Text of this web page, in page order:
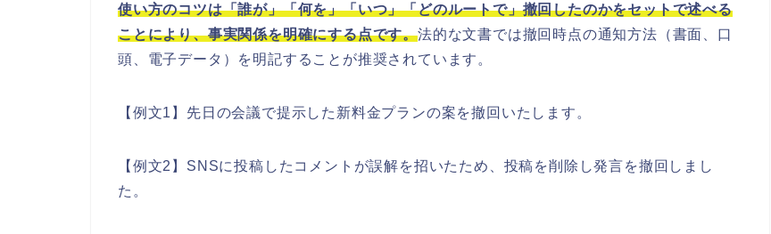
使い方のコツは「誰が」「何を」「いつ」「どのルートで」撤回したのかをセットで述べる
ことにより、事実関係を明確にする点です。法的な文書では撤回時点の通知方法（書面、口
頭、電子データ）を明記することが推奨されています。
【例文1】先日の会議で提示した新料金プランの案を撤回いたします。
【例文2】SNSに投稿したコメントが誤解を招いたため、投稿を削除し発言を撤回しまし
た。